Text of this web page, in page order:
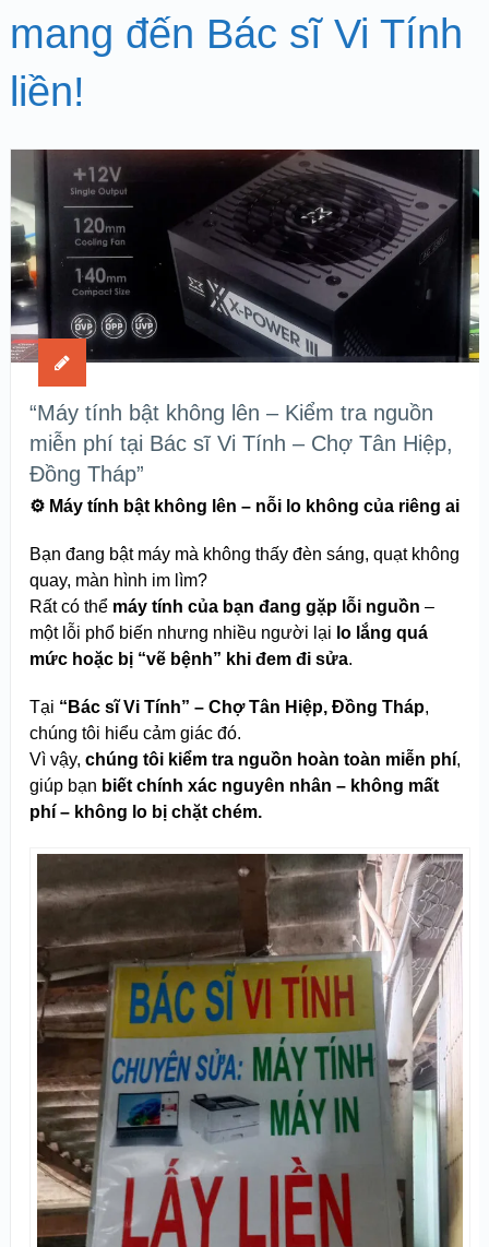
mang đến Bác sĩ Vi Tính
liền!
“Máy tính bật không lên – Kiểm tra nguồn
miễn phí tại Bác sĩ Vi Tính – Chợ Tân Hiệp,
Đồng Tháp”
⚙️Máy tính bật không lên – nỗi lo không của riêng ai
Bạn đang bật máy mà không thấy đèn sáng, quạt không
quay, màn hình im lìm?
Rất có thể máy tính của bạn đang gặp lỗi nguồn –
một lỗi phổ biến nhưng nhiều người lại lo lắng quá
mức hoặc bị “vẽ bệnh” khi đem đi sửa.
Tại “Bác sĩ Vi Tính” – Chợ Tân Hiệp, Đồng Tháp,
chúng tôi hiểu cảm giác đó.
Vì vậy, chúng tôi kiểm tra nguồn hoàn toàn miễn phí,
giúp bạn biết chính xác nguyên nhân – không mất
phí – không lo bị chặt chém.